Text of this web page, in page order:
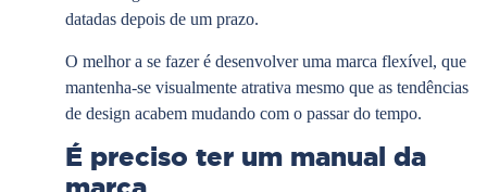
datadas depois de um prazo.
O melhor a se fazer é desenvolver uma marca flexível, que
mantenha-se visualmente atrativa mesmo que as tendências
de design acabem mudando com o passar do tempo.
É preciso ter um manual da